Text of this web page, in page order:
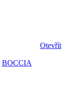
Otevřít
BOCCIA